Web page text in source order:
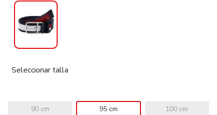
Seleccionar talla
90 cm 95 cm 100 cm